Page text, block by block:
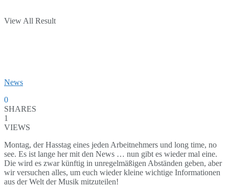
View All Result
News
0
SHARES
1
VIEWS
Montag, der Hasstag eines jeden Arbeitnehmers und long time, no
see. Es ist lange her mit den News … nun gibt es wieder mal eine.
Die wird es zwar künftig in unregelmäßigen Abständen geben, aber
wir versuchen alles, um euch wieder kleine wichtige Informationen
aus der Welt der Musik mitzuteilen!